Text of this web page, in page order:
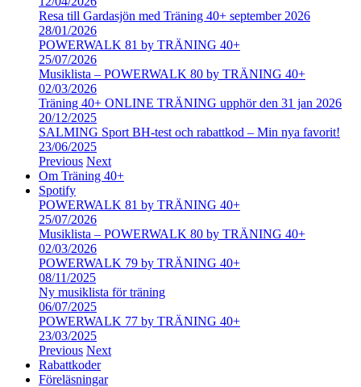
Resa till Gardasjön med Träning 40+ september 2026
28/01/2026
POWERWALK 81 by TRÄNING 40+
25/07/2026
Musiklista – POWERWALK 80 by TRÄNING 40+
02/03/2026
Träning 40+ ONLINE TRÄNING upphör den 31 jan 2026
20/12/2025
SALMING Sport BH-test och rabattkod – Min nya favorit!
23/06/2025
Previous Next
Om Träning 40+
Spotify
POWERWALK 81 by TRÄNING 40+
25/07/2026
Musiklista – POWERWALK 80 by TRÄNING 40+
02/03/2026
POWERWALK 79 by TRÄNING 40+
08/11/2025
Ny musiklista för träning
06/07/2025
POWERWALK 77 by TRÄNING 40+
23/03/2025
Previous Next
Rabattkoder
Föreläsningar